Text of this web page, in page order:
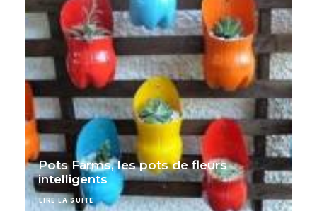
Pots Farms, les pots de fleurs
intelligents
LIRE LA SUITE